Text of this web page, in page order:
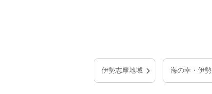
伊勢志摩地域 海の幸・伊